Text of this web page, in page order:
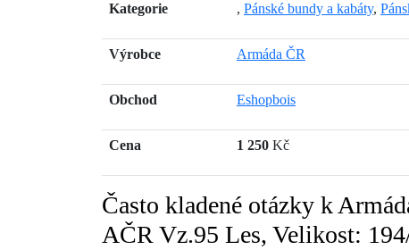
Kategorie , Pánské bundy a kabáty,
Výrobce Armáda ČR
Obchod Eshopbois
Cena 1 250 Kč
Často kladené otázky k
AČR Vz.95 Les, Velikost: